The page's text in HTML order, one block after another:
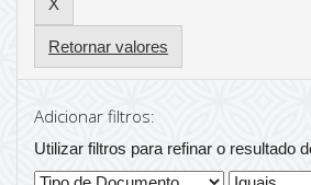
Retornar valores
Adicionar filtros:
Utilizar filtros para refinar o resultado